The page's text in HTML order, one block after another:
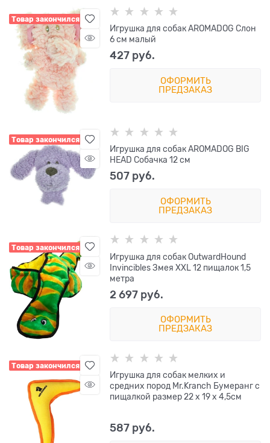
Товар закончился
Игрушка для собак AROMADOG Слон
6 см малый
427 руб.
ОФОРМИТЬ
ПРЕДЗАКАЗ
Товар закончился
Игрушка для собак AROMADOG BIG
HEAD Собачка 12 см
507 руб.
ОФОРМИТЬ
ПРЕДЗАКАЗ
Товар закончился
Игрушка для собак OutwardHound
Invincibles Змея XXL 12 пищалок 1,5
метра
2 697 руб.
ОФОРМИТЬ
ПРЕДЗАКАЗ
Товар закончился
Игрушка для собак мелких и
средних пород Mr.Kranch Бумеранг с
пищалкой размер 22 х 19 х 4,5см
587 руб.